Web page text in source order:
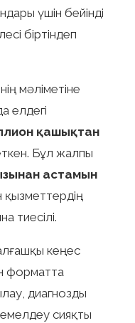
үшін бейінді
біртіндеп
мәліметіне
елдегі
қашықтан
Бұл жалпы
астамын
қызметтердің
тиесілі.
кеңес
форматта
диагнозды
сияқты